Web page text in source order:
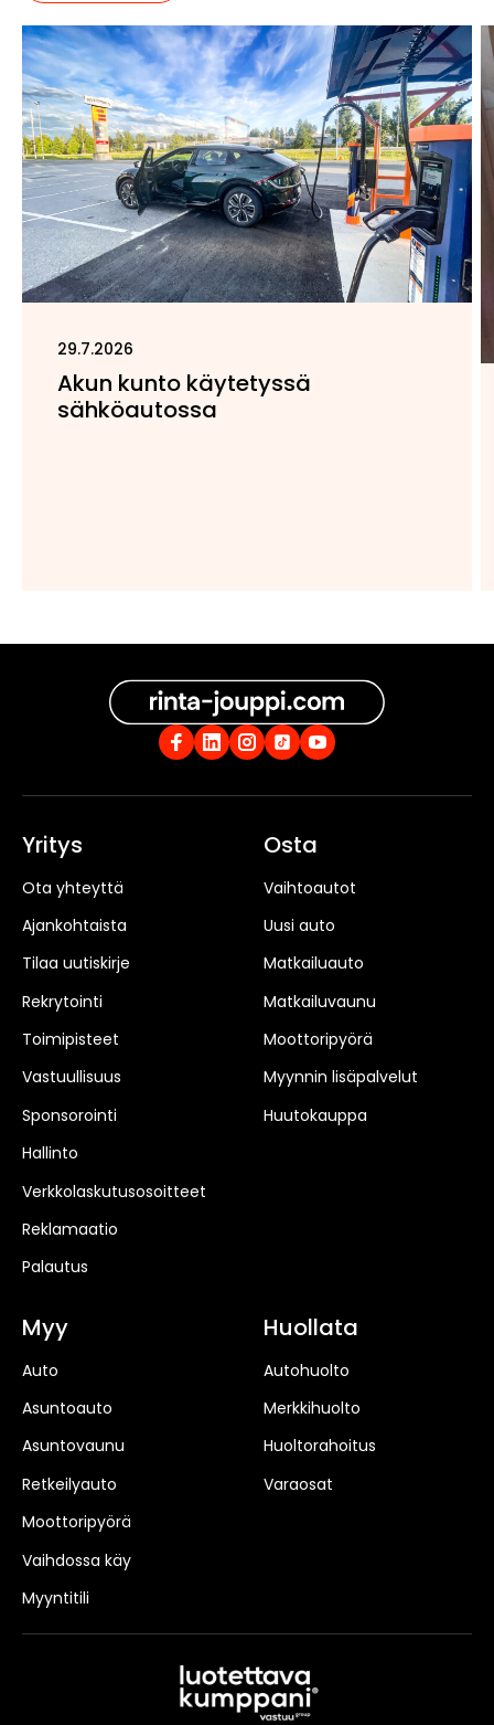
29.7.2026
Akun kunto käytetyssä
sähköautossa
Yritys
Ota yhteyttä
Ajankohtaista
Tilaa uutiskirje
Rekrytointi
Toimipisteet
Vastuullisuus
Sponsorointi
Hallinto
Verkkolaskutusosoitteet
Reklamaatio
Palautus
Osta
Vaihtoautot
Uusi auto
Matkailuauto
Matkailuvaunu
Moottoripyörä
Myynnin lisäpalvelut
Huutokauppa
Myy
Auto
Asuntoauto
Asuntovaunu
Retkeilyauto
Moottoripyörä
Vaihdossa käy
Myyntitili
Huollata
Autohuolto
Merkkihuolto
Huoltorahoitus
Varaosat